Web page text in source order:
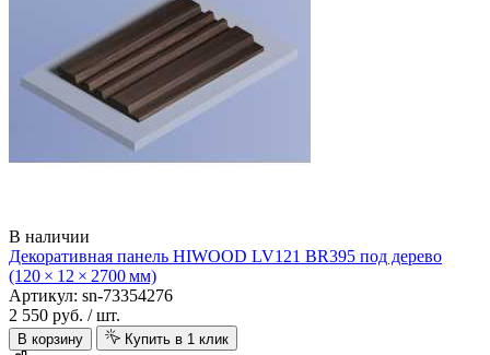
В наличии
Декоративная панель HIWOOD LV121 BR395 под дерево
(120 × 12 × 2700 мм)
Артикул: sn-73354276
2 550 руб. / шт.
В корзину Купить в 1 клик